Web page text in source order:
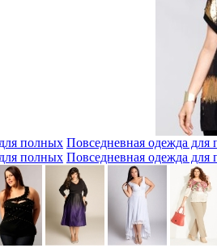
Повседневная одежда для
Повседневная одежда для